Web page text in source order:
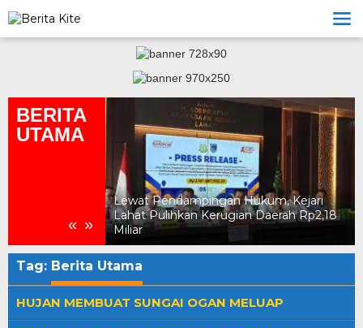
ke
konten
BERITA
UTAMA
« »
Lewat Pendampingan Hukum, Kejari
Lahat Pulihkan Kerugian Daerah Rp2,18
Miliar
Tag: Berita Utama
HUJAN MEMBUAT SUNGAI OGAN MELUAP